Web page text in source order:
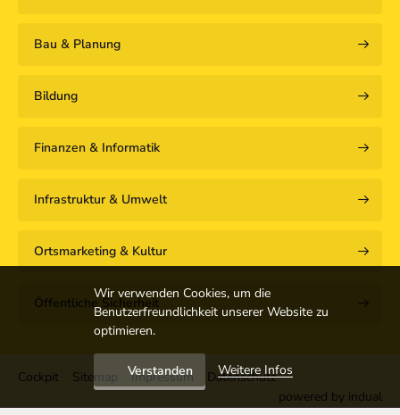
Bau & Planung
Bildung
Finanzen & Informatik
Infrastruktur & Umwelt
Ortsmarketing & Kultur
Öffentliche Sicherheit
Cockpit Sitemap Impressum
Datenschutz
powered by indual
Wir verwenden Cookies, um die
Benutzerfreundlichkeit unserer Website zu
optimieren.
Verstanden Weitere Infos